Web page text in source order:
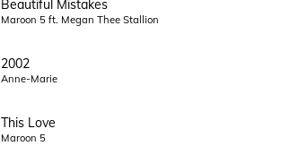
Beautiful Mistakes
Maroon 5 ft. Megan Thee Stallion
2002
Anne-Marie
This Love
Maroon 5